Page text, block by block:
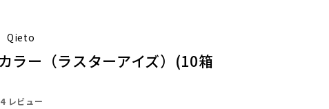
Qieto
ラー（ラスターアイズ）(10箱
レビュー